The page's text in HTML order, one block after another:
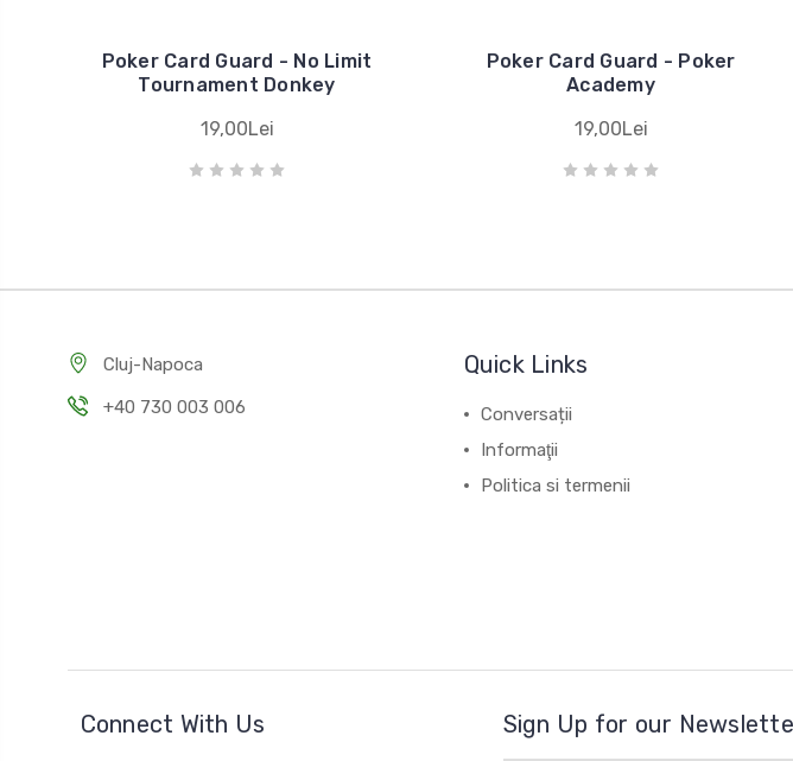
Poker Card Guard - No Limit
Tournament Donkey
19,00Lei
Poker Card Guard - Poker
Academy
19,00Lei
Cluj-Napoca
+40 730 003 006
Quick Links
Conversații
Informaţii
Politica si termenii
Connect With Us Sign Up for our